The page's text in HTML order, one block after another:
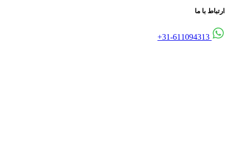
ارتباط با ما